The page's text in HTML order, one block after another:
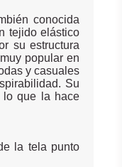
conocida
tejido elástico
su estructura
popular en
y casuales
Su
lo que la hace
la tela punto